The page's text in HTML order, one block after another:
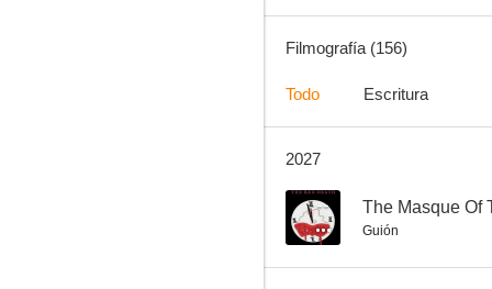
The Tell-Tale Heart
Filmografía (156)
Todo Escritura
2027
-- The Masque Of
Guión